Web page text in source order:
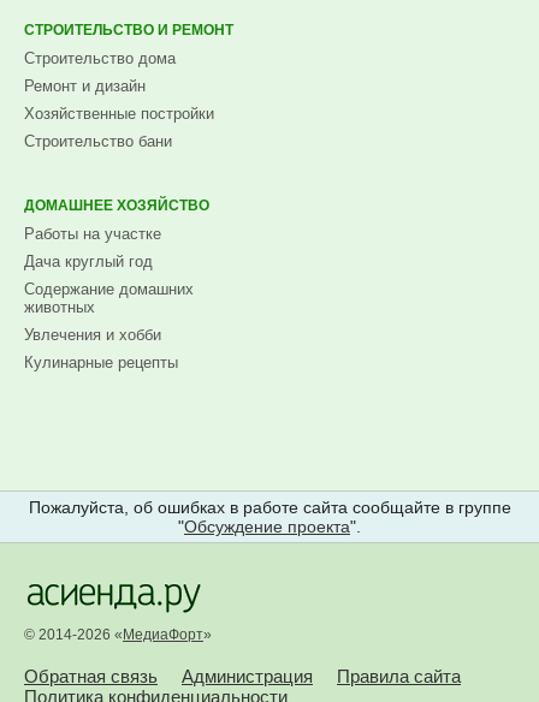
СТРОИТЕЛЬСТВО И РЕМОНТ
Строительство дома
Ремонт и дизайн
Хозяйственные постройки
Строительство бани
ДОМАШНЕЕ ХОЗЯЙСТВО
Работы на участке
Дача круглый год
Содержание домашних
животных
Увлечения и хобби
Кулинарные рецепты
Пожалуйста, об ошибках в работе сайта сообщайте в группе
"Обсуждение проекта".
© 2014-2026 «МедиаФорт»
Обратная связь Администрация
Правила сайта
Политика конфиденциальности